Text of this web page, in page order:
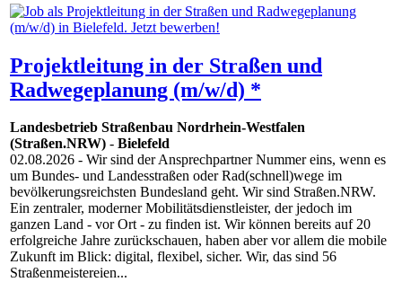
Projektleitung in der Straßen und
Radwegeplanung (m/w/d) *
Landesbetrieb Straßenbau Nordrhein-Westfalen
(Straßen.NRW) - Bielefeld
02.08.2026 - Wir sind der Ansprechpartner Nummer eins, wenn es
um Bundes- und Landesstraßen oder Rad(schnell)wege im
bevölkerungsreichsten Bundesland geht. Wir sind Straßen.NRW.
Ein zentraler, moderner Mobilitätsdienstleister, der jedoch im
ganzen Land - vor Ort - zu finden ist. Wir können bereits auf 20
erfolgreiche Jahre zurückschauen, haben aber vor allem die mobile
Zukunft im Blick: digital, flexibel, sicher. Wir, das sind 56
Straßenmeistereien...